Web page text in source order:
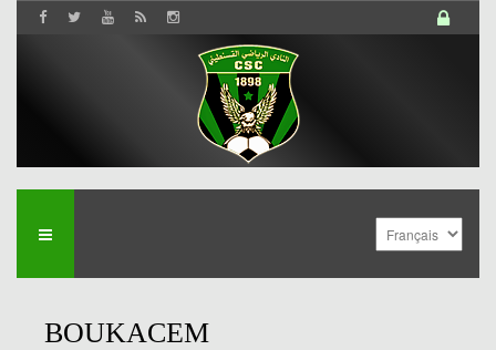
BOUKACEM